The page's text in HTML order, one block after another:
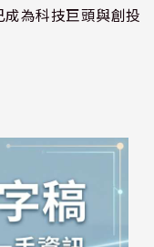
為科技巨頭與創投